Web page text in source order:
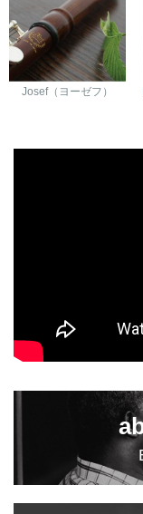
Josef（ヨーゼフ）